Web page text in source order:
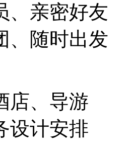
、亲密好友
、随时出发
店、导游
设计安排